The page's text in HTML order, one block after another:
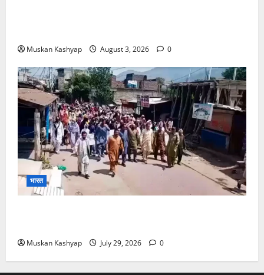
Muskan Kashyap August 3, 2026 0
भारत
Muskan Kashyap July 29, 2026 0